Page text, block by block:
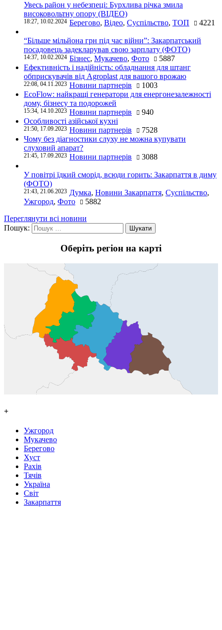
Увесь район у небезпеці: Бурхлива річка змила
високовольтну опору (ВІДЕО)
18:27, 10.02.2024 Берегово, Відео, Суспільство, ТОП 4221
“Більше мільйона грн під час війни”: Закарпатський
посадовець задекларував свою зарплату (ФОТО)
14:37, 10.02.2024 Бізнес, Мукачево, Фото
5887
Ефективність і надійність: обладнання для штанг
обприскувачів від Agroplast для вашого врожаю
22:08, 04.11.2023 Новини партнерів
1003
EcoFlow: найкращі генератори для енергонезалежності
дому, бізнесу та подорожей
15:34, 14.10.2023 Новини партнерів
940
Особливості азійської кухні
21:50, 17.09.2023 Новини партнерів
7528
Чому без діагностики слуху не можна купувати
слуховий апарат?
21:45, 17.09.2023 Новини партнерів 3088
У повітрі їдкий сморід, всюди горить: Закарпаття в диму
(ФОТО)
21:43, 21.06.2023 Думка, Новини Закарпаття, Суспільство,
Ужгород, Фото
5882
Переглянути всі новини
Пошук:
Оберіть регіон на карті
+
Ужгород
Мукачево
Берегово
Хуст
Рахів
Тячів
Україна
Світ
Закарпаття